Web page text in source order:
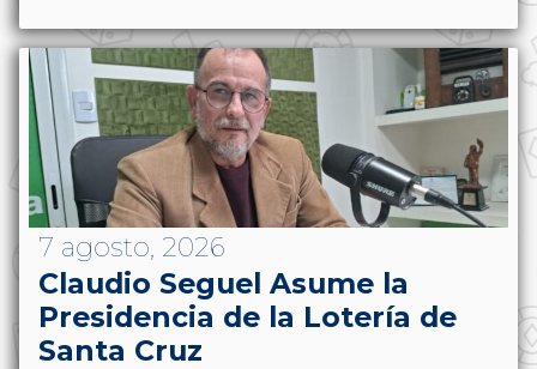
7 agosto, 2026
Claudio Seguel Asume la
Presidencia de la Lotería de
Santa Cruz